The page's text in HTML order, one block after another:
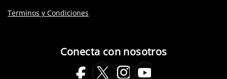
Terminos y Condiciones
Conecta con nosotros
Facebook
TwitterInstagram
Youtube